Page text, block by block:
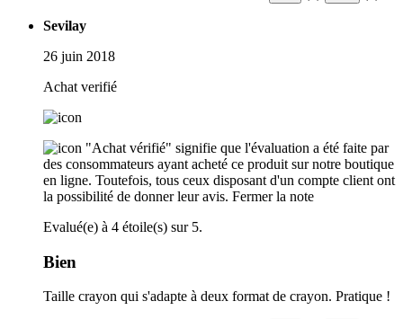
Sevilay
26 juin 2018
Achat verifié
"Achat vérifié" signifie que l'évaluation a été faite par
des consommateurs ayant acheté ce produit sur notre boutique
en ligne. Toutefois, tous ceux disposant d'un compte client ont
la possibilité de donner leur avis. Fermer la note
Evalué(e) à 4 étoile(s) sur 5.
Bien
Taille crayon qui s'adapte à deux format de crayon. Pratique !